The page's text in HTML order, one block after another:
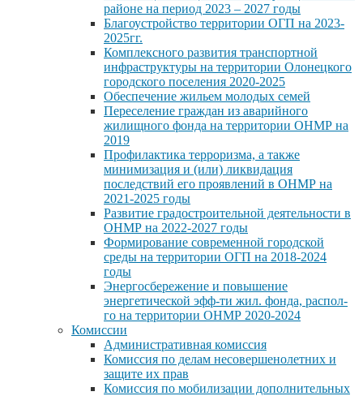
районе на период 2023 – 2027 годы
Благоустройство территории ОГП на 2023-
2025гг.
Комплексного развития транспортной
инфраструктуры на территории Олонецкого
городского поселения 2020-2025
Обеспечение жильем молодых семей
Переселение граждан из аварийного
жилищного фонда на территории ОНМР на
2019
Профилактика терроризма, а также
минимизация и (или) ликвидация
последствий его проявлений в ОНМР на
2021-2025 годы
Развитие градостроительной деятельности в
ОНМР на 2022-2027 годы
Формирование современной городской
среды на территории ОГП на 2018-2024
годы
Энергосбережение и повышение
энергетической эфф-ти жил. фонда, распол-
го на территории ОНМР 2020-2024
Комиссии
Административная комиссия
Комиссия по делам несовершенолетних и
защите их прав
Комиссия по мобилизации дополнительных